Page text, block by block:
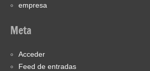
empresa
Meta
Acceder
Feed de entradas